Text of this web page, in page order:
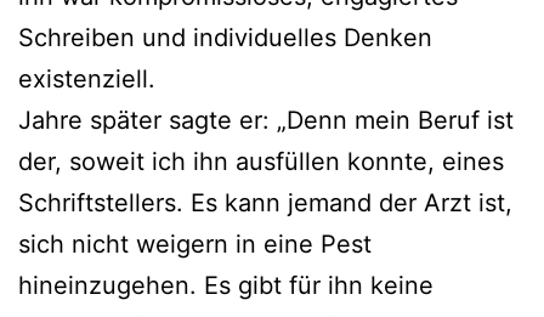
Schreiben und individuelles Denken
existenziell.
Jahre später sagte er: „Denn mein Beruf ist
der, soweit ich ihn ausfüllen konnte, eines
Schriftstellers. Es kann jemand der Arzt ist,
sich nicht weigern in eine Pest
hineinzugehen. Es gibt für ihn keine